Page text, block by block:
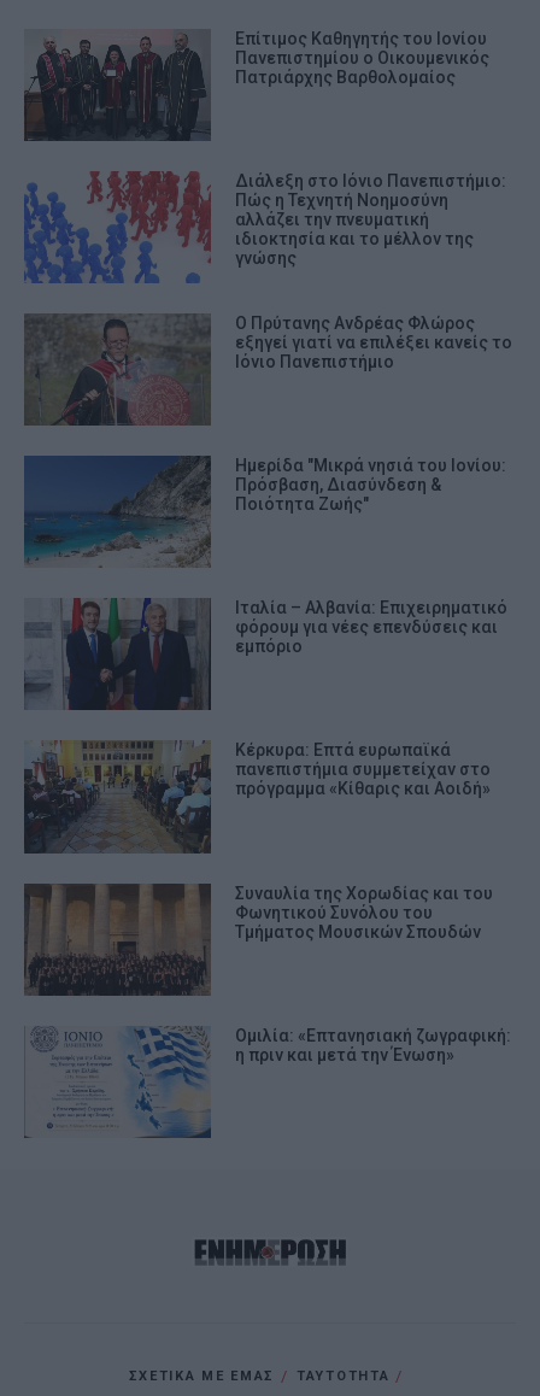
Επίτιμος Καθηγητής του Ιονίου
Πανεπιστημίου ο Οικουμενικός
Πατριάρχης Βαρθολομαίος
Διάλεξη στο Ιόνιο Πανεπιστήμιο:
Πώς η Τεχνητή Νοημοσύνη
αλλάζει την πνευματική
ιδιοκτησία και το μέλλον της
γνώσης
Ο Πρύτανης Ανδρέας Φλώρος
εξηγεί γιατί να επιλέξει κανείς το
Ιόνιο Πανεπιστήμιο
Ημερίδα "Μικρά νησιά του Ιονίου:
Πρόσβαση, Διασύνδεση &
Ποιότητα Ζωής"
Ιταλία – Αλβανία: Επιχειρηματικό
φόρουμ για νέες επενδύσεις και
εμπόριο
Κέρκυρα: Επτά ευρωπαϊκά
πανεπιστήμια συμμετείχαν στο
πρόγραμμα «Κίθαρις και Αοιδή»
Συναυλία της Χορωδίας και του
Φωνητικού Συνόλου του
Τμήματος Μουσικών Σπουδών
Ομιλία: «Επτανησιακή ζωγραφική:
η πριν και μετά την Ένωση»
ΣΧΕΤΙΚΑ ΜΕ ΕΜΑΣ ΤΑΥΤΟΤΗΤΑ